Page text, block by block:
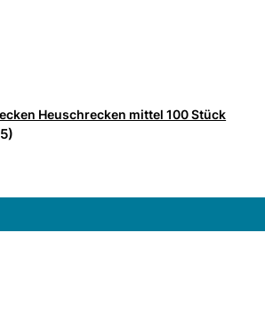
Heuschrecken mittel 100 Stück